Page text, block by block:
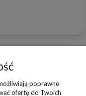
poprawne
ofertę do Twoich